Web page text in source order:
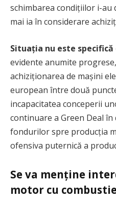
schimbarea condițiilor i-au
mai ia în considerare
Situația nu este specifică
evidente anumite
achiziționarea de mașini
european între două
incapacitatea conceperii
continuare a Green Deal
fondurilor spre producția
ofensiva puternică a
Se va menține
motor cu